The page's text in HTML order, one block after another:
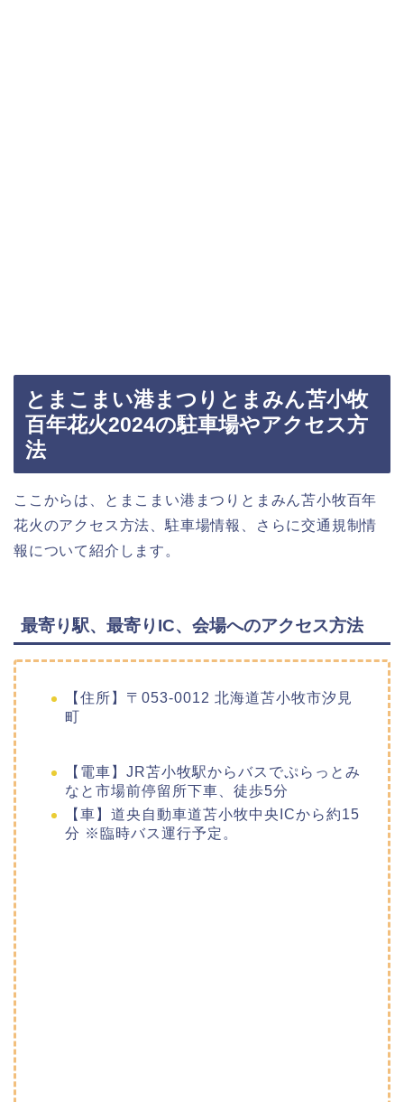
とまこまい港まつりとまみん苫小牧
百年花火2024の駐車場やアクセス方
法
ここからは、とまこまい港まつりとまみん苫小牧百年
花火のアクセス方法、駐車場情報、さらに交通規制情
報について紹介します。
最寄り駅、最寄りIC、会場へのアクセス方法
【住所】〒053-0012 北海道苫小牧市汐見
町
【電車】JR苫小牧駅からバスでぷらっとみ
なと市場前停留所下車、徒歩5分
【車】道央自動車道苫小牧中央ICから約15
分 ※臨時バス運行予定。